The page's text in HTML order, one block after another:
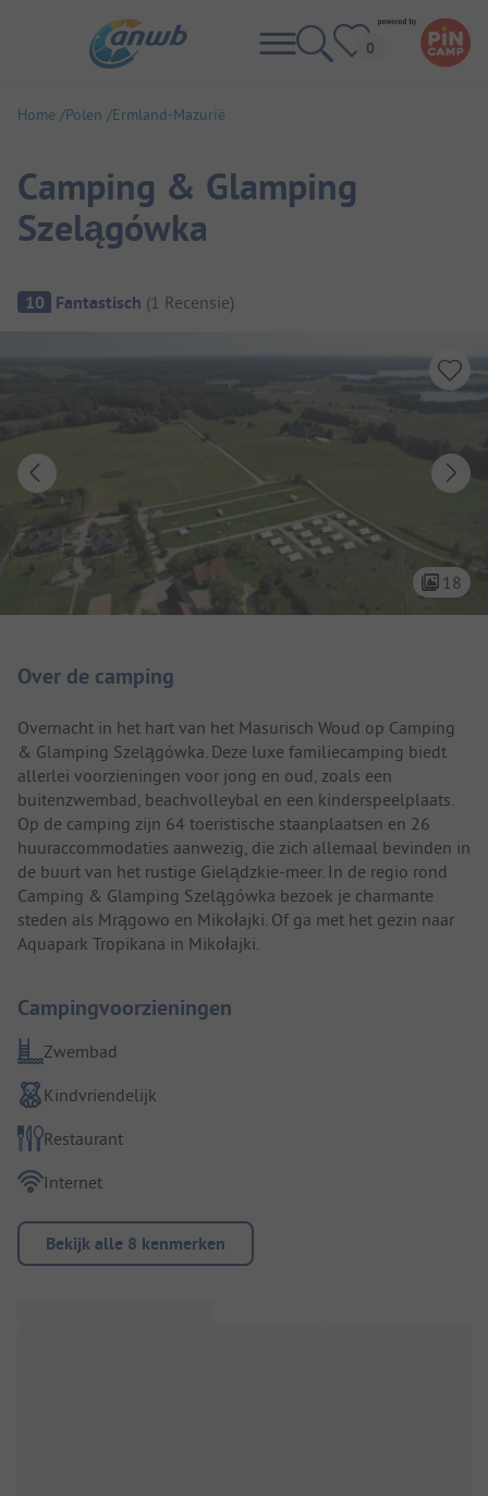
Home Polen Ermland-Mazurië
Camping & Glamping
Szelągówka
Camping overzicht
10 Fantastisch (1 Recensie)
18
Over de camping
Overnacht in het hart van het Masurisch Woud op Camping
& Glamping Szelągówka. Deze luxe familiecamping biedt
allerlei voorzieningen voor jong en oud, zoals een
buitenzwembad, beachvolleybal en een kinderspeelplaats.
Op de camping zijn 64 toeristische staanplaatsen en 26
huuraccommodaties aanwezig, die zich allemaal bevinden in
de buurt van het rustige Gielądzkie-meer. In de regio rond
Camping & Glamping Szelągówka bezoek je charmante
steden als Mrągowo en Mikołajki. Of ga met het gezin naar
Aquapark Tropikana in Mikołajki.
Campingvoorzieningen
Zwembad
Kindvriendelijk
Restaurant
Internet
Bekijk alle 8 kenmerken